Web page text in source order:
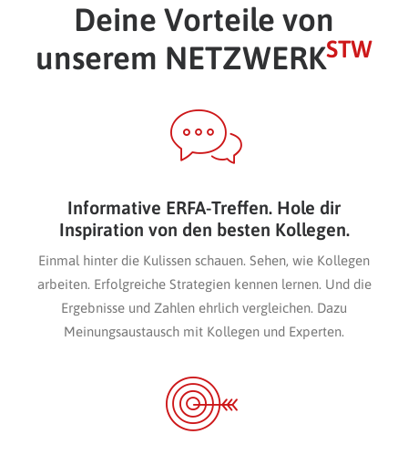
Deine Vorteile von
unserem NETZWERKSTW
Informative ERFA-Treffen. Hole dir
Inspiration von den besten Kollegen.
Einmal hinter die Kulissen schauen. Sehen, wie Kollegen
arbeiten. Erfolgreiche Strategien kennen lernen. Und die
Ergebnisse und Zahlen ehrlich vergleichen. Dazu
Meinungsaustausch mit Kollegen und Experten.